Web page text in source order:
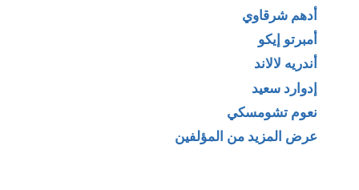
أدهم شرقاوي
أمبرتو إيكو
أندريه لالاند
إدوارد سعيد
نعوم تشومسكي
عرض المزيد من المؤلفين